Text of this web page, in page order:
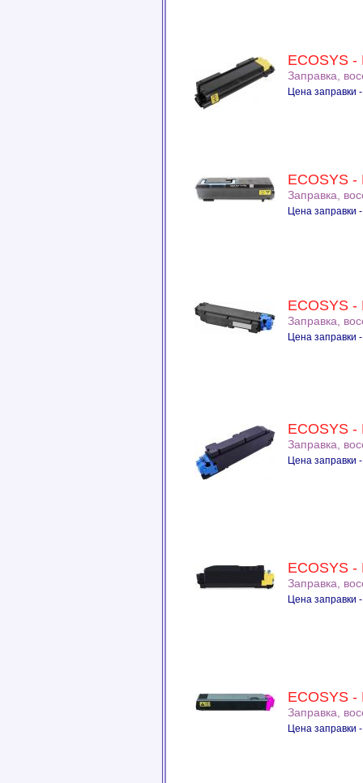
ECOSYS -
Заправка,
Цена заправки
ECOSYS -
Заправка,
Цена заправки
ECOSYS -
Заправка,
Цена заправки
ECOSYS -
Заправка,
Цена заправки
ECOSYS -
Заправка,
Цена заправки
ECOSYS -
Заправка,
Цена заправки